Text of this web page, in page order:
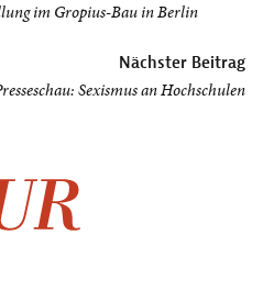
im Gropius-Bau in Berlin
Nächster Beitrag
Sexismus an Hochschulen